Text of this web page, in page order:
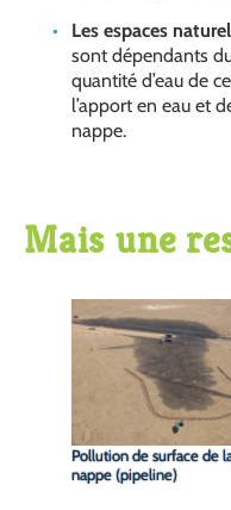
Les espaces
sont dépendants
quantité d’eau de
l’apport en eau et
nappe.
Mais une
Pollution de surface de
nappe (pipeline)